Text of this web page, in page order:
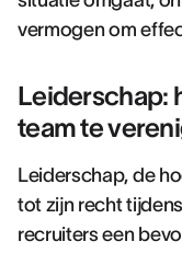
vermogen om
Leiderschap:
team te
Leiderschap, de
tot zijn recht
recruiters een